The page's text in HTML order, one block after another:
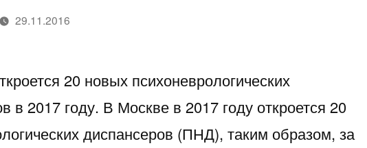
29.11.2016
20 новых психоневрологических
в 2017 году. В Москве в 2017 году откроется 20
диспансеров (ПНД), таким образом, за